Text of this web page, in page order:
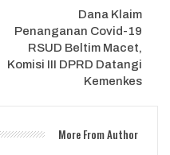
Dana Klaim
Penanganan Covid-19
RSUD Beltim Macet,
Komisi III DPRD Datangi
Kemenkes
More From Author